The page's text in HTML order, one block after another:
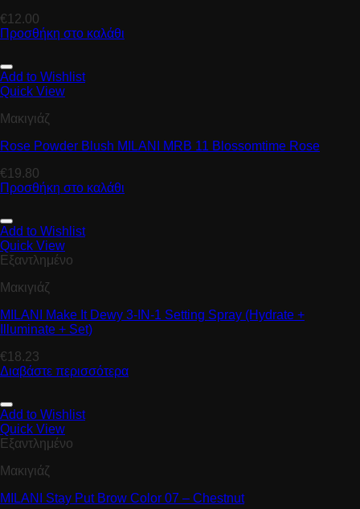
€12.00
Προσθήκη στο καλάθι
Add to Wishlist
Quick View
Μακιγιάζ
Rose Powder Blush MILANI MRB 11 Blossomtime Rose
€19.80
Προσθήκη στο καλάθι
Add to Wishlist
Quick View
Εξαντλημένο
Μακιγιάζ
MILANI Make It Dewy 3-IN-1 Setting Spray (Hydrate +
Illuminate + Set)
€18.23
Διαβάστε περισσότερα
Add to Wishlist
Quick View
Εξαντλημένο
Μακιγιάζ
MILANI Stay Put Brow Color 07 – Chestnut